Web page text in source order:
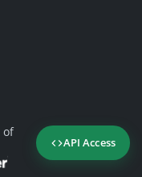
API Access
of